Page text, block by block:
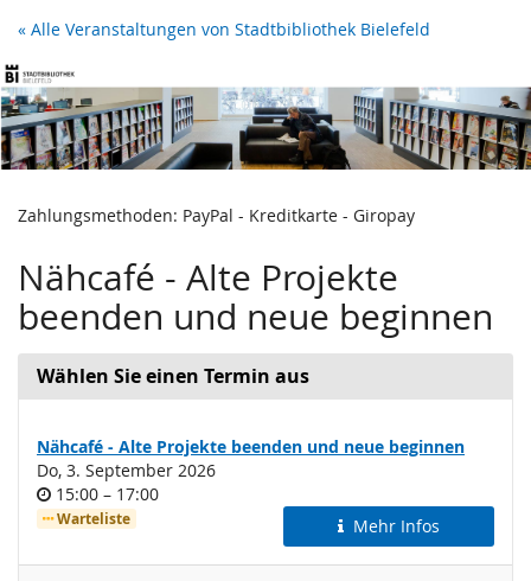
Zum
Inhalt
springen
« Alle Veranstaltungen von Stadtbibliothek Bielefeld
Zahlungsmethoden: PayPal - Kreditkarte - Giropay
Nähcafé - Alte Projekte
beenden und neue beginnen
Wählen Sie einen Termin aus
Nähcafé - Alte Projekte beenden und neue beginnen
Do, 3. September 2026
Uhrzeit
15:00 –bis
17:00
Warteliste Mehr Infos